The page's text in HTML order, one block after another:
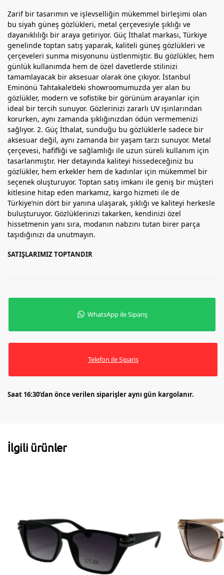
Zarif bir tasarımın ve işlevselliğin mükemmel birleşimi olan
bu siyah güneş gözlükleri, metal çerçevesiyle şıklığı ve
dayanıklılığı bir araya getiriyor. Güç İthalat markası, Türkiye
genelinde toptan satış yaparak, kaliteli güneş gözlükleri ve
çerçeveleri sunma misyonunu üstlenmiştir. Bu gözlükler, hem
günlük kullanımda hem de özel davetlerde stilinizi
tamamlayacak bir aksesuar olarak öne çıkıyor. İstanbul
Eminönü Tahtakale’deki showroomumuzda yer alan bu
gözlükler, modern ve sofistike bir görünüm arayanlar için
ideal bir tercih sunuyor. Gözlerinizi zararlı UV ışınlarından
korurken, aynı zamanda şıklığınızdan ödün vermemenizi
sağlıyor. 2. Güç İthalat, sunduğu bu gözlüklerle sadece bir
aksesuar değil, aynı zamanda bir yaşam tarzı sunuyor. Metal
çerçevesi, hafifliği ve sağlamlığı ile uzun süreli kullanım için
tasarlanmıştır. Her detayında kaliteyi hissedeceğiniz bu
gözlükler, hem erkekler hem de kadınlar için mükemmel bir
seçenek oluşturuyor. Toptan satış imkanı ile geniş bir müşteri
kitlesine hitap eden markamız, kargo hizmeti ile de
Türkiye’nin dört bir yanına ulaşarak, şıklığı ve kaliteyi herkesle
buluşturuyor. Gözlüklerinizi takarken, kendinizi özel
hissetmenin yanı sıra, modanın nabzını tutan birer parça
taşıdığınızı da unutmayın.
SATIŞLARIMIZ TOPTANDIR
WhatsApp ile Sipariş
Telefon ile Sipariş
Saat 16:30’dan önce verilen siparişler aynı gün kargolanır.
İlgili ürünler